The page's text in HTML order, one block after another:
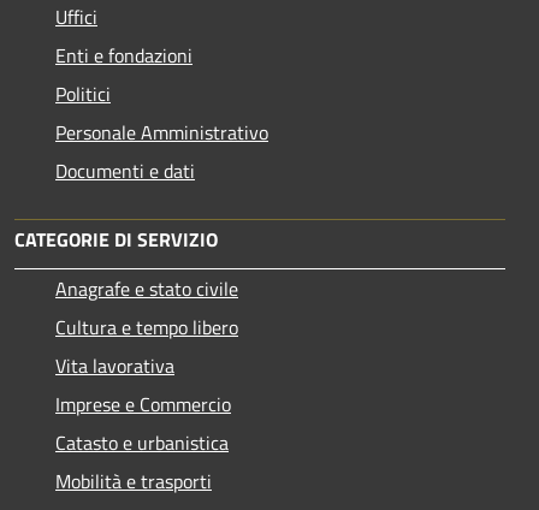
Uffici
Enti e fondazioni
Politici
Personale Amministrativo
Documenti e dati
CATEGORIE DI SERVIZIO
Anagrafe e stato civile
Cultura e tempo libero
Vita lavorativa
Imprese e Commercio
Catasto e urbanistica
Mobilità e trasporti